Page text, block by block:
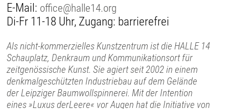
E-Mail: office@halle14.org
Di-Fr 11-18 Uhr, Zugang: barrierefrei
Als nicht-kommerzielles Kunstzentrum ist die HALLE 14
Schauplatz, Denkraum und Kommunikationsort für
zeitgenössische Kunst. Sie agiert seit 2002 in einem
denkmalgeschützten Industriebau auf dem Gelände
der Leipziger Baumwollspinnerei. Mit der Intention
eines »Luxus derLeere« vor Augen hat die Initiative von